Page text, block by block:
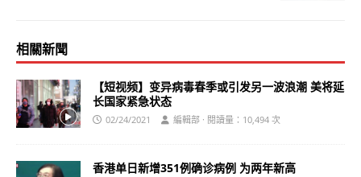
相關新聞
【短视频】变异病毒春季或引发另一波浪潮 美将延
长国家紧急状态
02/24/2021 編輯部 · 閱讀量：10,494 次
香港单日新增351例确诊病例 为两年新高